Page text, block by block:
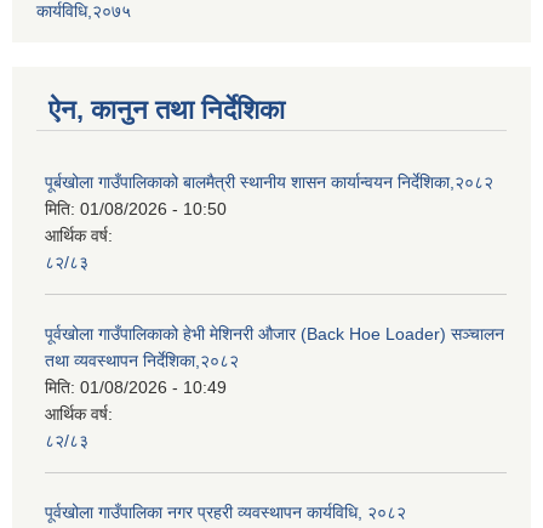
कार्यविधि,२०७५
ऐन, कानुन तथा निर्देशिका
पूर्बखोला गाउँपालिकाको बालमैत्री स्थानीय शासन कार्यान्वयन निर्देशिका,२०८२
मिति: 01/08/2026 - 10:50
आर्थिक वर्ष:
८२/८३
पूर्वखोला गाउँपालिकाको हेभी मेशिनरी औजार (Back Hoe Loader) सञ्चालन
तथा व्यवस्थापन निर्देशिका,२०८२
मिति: 01/08/2026 - 10:49
आर्थिक वर्ष:
८२/८३
पूर्वखोला गाउँपालिका नगर प्रहरी व्यवस्थापन कार्यविधि, २०८२